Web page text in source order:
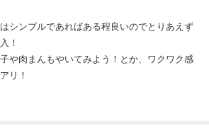
シンプルであればある程良いのでとりあえず
！
や肉まんもやいてみよう！とか、ワクワク感
リ！